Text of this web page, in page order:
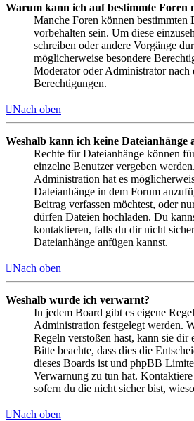
Warum kann ich auf bestimmte Foren
Manche Foren können bestimmten
vorbehalten sein. Um diese
schreiben oder andere Vorgänge
möglicherweise besondere
Moderator oder Administrator nach
Berechtigungen.
Nach oben
Weshalb kann ich keine Dateianhänge
Rechte für Dateianhänge können
einzelne Benutzer vergeben
Administration hat es
Dateianhänge in dem Forum
Beitrag verfassen möchtest, oder
dürfen Dateien hochladen. Du
kontaktieren, falls du dir nicht
Dateianhänge anfügen kannst.
Nach oben
Weshalb wurde ich verwarnt?
In jedem Board gibt es eigene
Administration festgelegt werden.
Regeln verstoßen hast, kann sie dir
Bitte beachte, dass dies die
dieses Boards ist und phpBB
Verwarnung zu tun hat.
sofern du die nicht sicher bist,
Nach oben